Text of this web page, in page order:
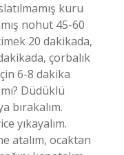
kuru
nohut 45-60
20 dakikada,
çorbalık
6-8 dakika
Düdüklü
bırakalım.
yıkayalım.
atalım, ocaktan